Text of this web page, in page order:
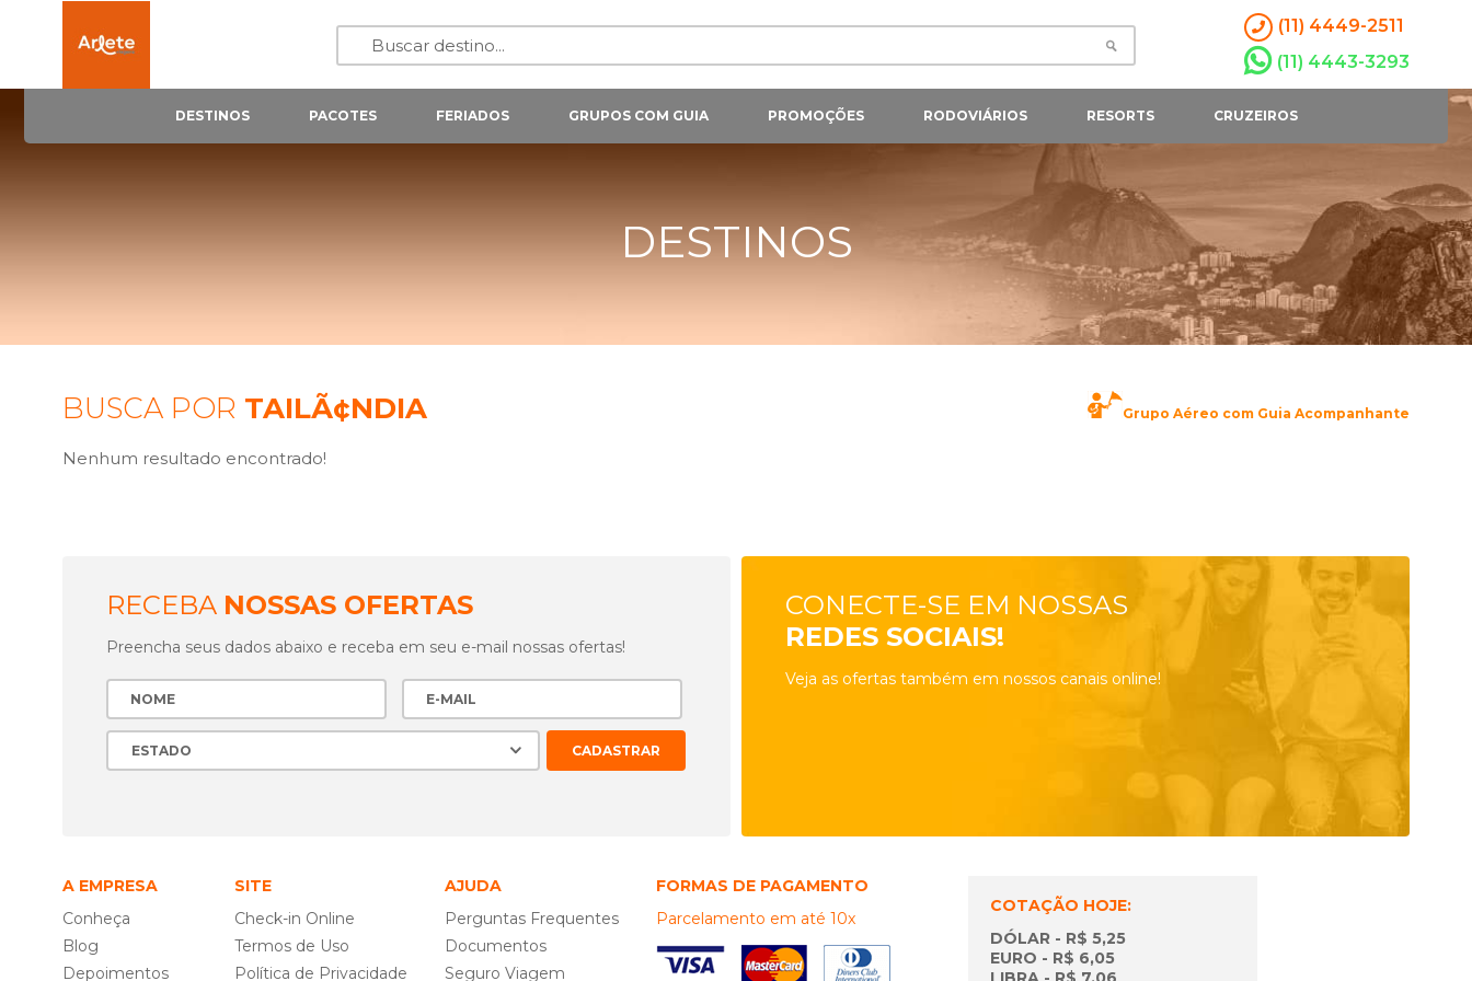
(11) 4449-2511
(11) 4443-3293
DESTINOS PACOTES FERIADOS GRUPOS COM GUIA PROMOÇÕES RODOVIÁRIOS RESORTS CRUZEIROS
DESTINOS
BUSCA POR TAILÃ¢NDIA Grupo Aéreo com Guia Acompanhante
Nenhum resultado encontrado!
RECEBA NOSSAS OFERTAS
Preencha seus dados abaixo e receba em seu e-mail nossas ofertas!
CONECTE-SE EM NOSSAS
REDES SOCIAIS!
Veja as ofertas também em nossos canais online!
A EMPRESA
Conheça
Blog
Depoimentos
SITE
Check-in Online
Termos de Uso
Política de Privacidade
AJUDA
Perguntas Frequentes
Documentos
Seguro Viagem
FORMAS DE PAGAMENTO
Parcelamento em até 10x
COTAÇÃO HOJE:
DÓLAR - R$ 5,25
EURO - R$ 6,05